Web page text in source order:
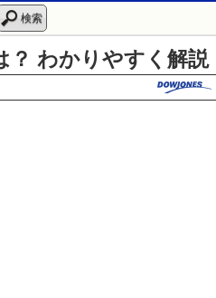
検索
？ わかりやすく解説